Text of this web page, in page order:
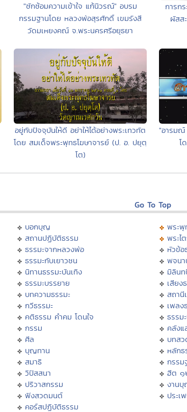
"ซักซ้อมความเข้าใจ แก้นิวรณ์" อบรม
กรรมฐานโดย หลวงพ่อสุรศักดิ์ เขมรังสี
วัดมเหยงคณ์ จ.พระนครศรีอยุธยา
การก
ผัสส
อยู่กับปัจจุบันให้ดี อย่าให้ได้อย่างพระเทวทัต
โดย สมเด็จพระพุทธโฆษาจารย์ (ป. อ. ปยุตฺ
โต)
"อารม
โ
Go To Top
บอกบุญ
สถานปฏิบัติธรรม
ธรรมะจากหลวงพ่อ
ธรรมะกับเยาวชน
นิทานธรรมะบันเทิง
ธรรมะบรรยาย
บทความธรรมะ
กวีธรรมะ
คติธรรม คำคม โดนใจ
กรรม
ศีล
บุญทาน
สมาธิ
วิปัสสนา
ปริวาสกรรม
ฟังสวดมนต์
คอร์สปฏิบัติธรรม
พระพุ
พระไ
หัวข้อ
พจน
มิลิน
เสียง
สถานี
เพลง
ธรรม
คลังแ
บทส
หลักธ
กรรม
ฮีต ๑
งานบุ
ประเ